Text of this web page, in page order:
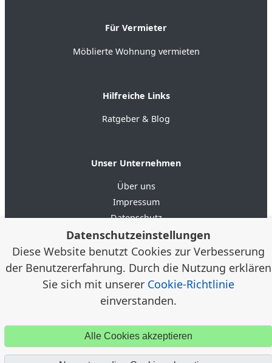
Für Vermieter
Möblierte Wohnung vermieten
Hilfreiche Links
Ratgeber & Blog
Unser Unternehmen
Über uns
Impressum
Datenschutz
AGB
Google Bewertungen 4.6 ★★★★★
★★★★★ (20)
Klein, Porta Westfalica · Alloggia® ist eine eingetragene
Marke
Datenschutzeinstellungen
Diese Website benutzt Cookies zur Verbesserung
der Benutzererfahrung. Durch die Nutzung erklären
Sie sich mit unserer Cookie-Richtlinie
einverstanden.
Alle Cookies akzeptieren